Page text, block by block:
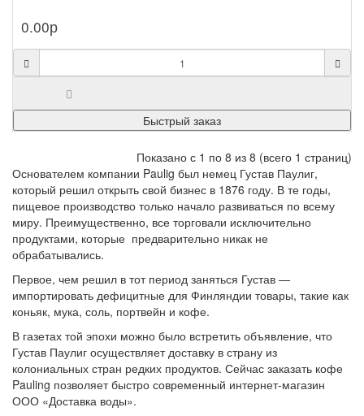
0.00р
Быстрый заказ
Показано с 1 по 8 из 8 (всего 1 страниц)
Основателем компании Paulig был немец Густав Паулиг,
который решил открыть свой бизнес в 1876 году. В те годы,
пищевое производство только начало развиваться по всему
миру. Преимущественно, все торговали исключительно
продуктами, которые предварительно никак не
обрабатывались.
Первое, чем решил в тот период заняться Густав —
импортировать дефицитные для Финляндии товары, такие как
коньяк, мука, соль, портвейн и кофе.
В газетах той эпохи можно было встретить объявление, что
Густав Паулиг осуществляет доставку в страну из
колониальных стран редких продуктов. Сейчас заказать кофе
Pauling позволяет быстро современный интернет-магазин
ООО «Доставка воды».